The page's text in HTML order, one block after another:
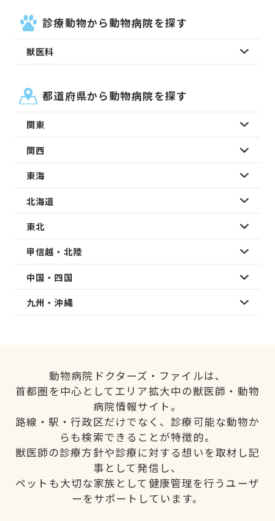
診療動物から動物病院を探す
獣医科
都道府県から動物病院を探す
関東
関西
東海
北海道
東北
甲信越・北陸
中国・四国
九州・沖縄
動物病院ドクターズ・ファイルは、
首都圏を中心としてエリア拡大中の獣医師・動物
病院情報サイト。
路線・駅・行政区だけでなく、診療可能な動物か
らも検索できることが特徴的。
獣医師の診療方針や診療に対する想いを取材し記
事として発信し、
ペットも大切な家族として健康管理を行うユーザ
ーをサポートしています。